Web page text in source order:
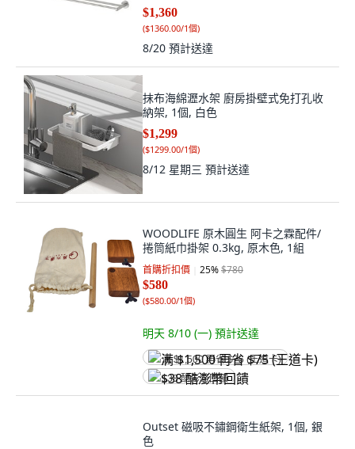
$1,360
($1360.00/1個)
8/20 預計送達
抹布海綿瀝水架 廚房掛壁式免打孔收
納架, 1個, 白色
$1,299
($1299.00/1個)
8/12 星期三 預計送達
WOODLIFE 原木圓生 阿卡之霖配件/
捲筒紙巾掛架 0.3kg, 原木色, 1組
首購折扣價 25%$780
$580
($580.00/1個)
明天 8/10 (一) 預計送達
满 $1,500 再省 $75 (王道卡)
$38 酷澎幣回饋
Outset 磁吸不鏽鋼衛生紙架, 1個, 銀
色